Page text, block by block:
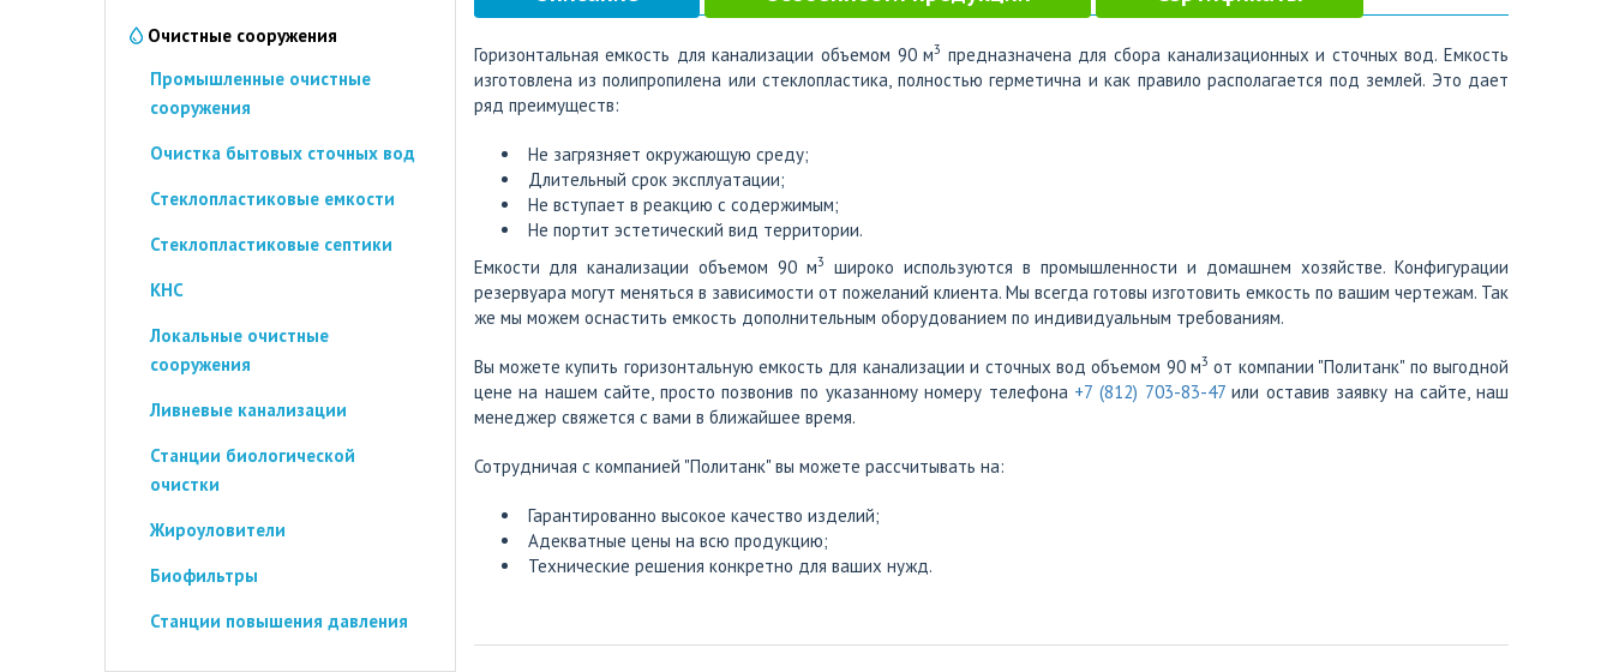
Очистные сооружения
Промышленные очистные
сооружения
Очистка бытовых сточных вод
Стеклопластиковые емкости
Стеклопластиковые септики
КНС
Локальные очистные
сооружения
Ливневые канализации
Станции биологической
очистки
Жироуловители
Биофильтры
Станции повышения давления
Горизонтальная емкость для канализации объемом 90 м3 предназначена для сбора канализационных и сточных вод. Емкость
изготовлена из полипропилена или стеклопластика, полностью герметична и как правило располагается под землей. Это дает
ряд преимуществ:
Не загрязняет окружающую среду;
Длительный срок эксплуатации;
Не вступает в реакцию с содержимым;
Не портит эстетический вид территории.
Емкости для канализации объемом 90 м3
широко используются в промышленности и домашнем хозяйстве. Конфигурации
резервуара могут меняться в зависимости от пожеланий клиента. Мы всегда готовы изготовить емкость по вашим чертежам. Так
же мы можем оснастить емкость дополнительным оборудованием по индивидуальным требованиям.
Вы можете купить горизонтальную емкость для канализации и сточных вод объемом 90 м3 от компании "Политанк" по выгодной
цене на нашем сайте, просто позвонив по указанному номеру телефона +7 (812) 703-83-47или оставив заявку на сайте, наш
менеджер свяжется с вами в ближайшее время.
Сотрудничая с компанией "Политанк" вы можете рассчитывать на:
Гарантированно высокое качество изделий;
Адекватные цены на всю продукцию;
Технические решения конкретно для ваших нужд.